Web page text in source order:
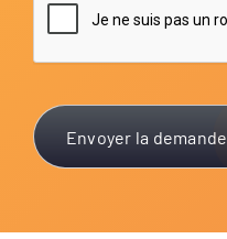
Envoyer la demande